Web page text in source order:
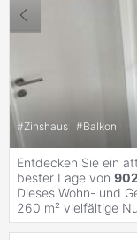
#Zinshaus #Balkon
Entdecken Sie ein
bester Lage von
Dieses Wohn- und
260 m² vielfältige